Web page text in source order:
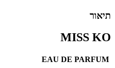
תיאור
MISS KO